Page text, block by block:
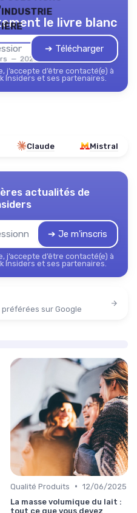
— 2026
le livre blanc
➔ Télécharger
j’accepte d’être contacté(e) à
Insiders et ses partenaires.
Claude Mistral
actualités de
➔ Je m'inscris
j’accepte d’être contacté(e) à
Insiders et ses partenaires.
sur Google
Qualité Produits • 12/06/2025
La masse volumique du lait :
tout ce que vous devez